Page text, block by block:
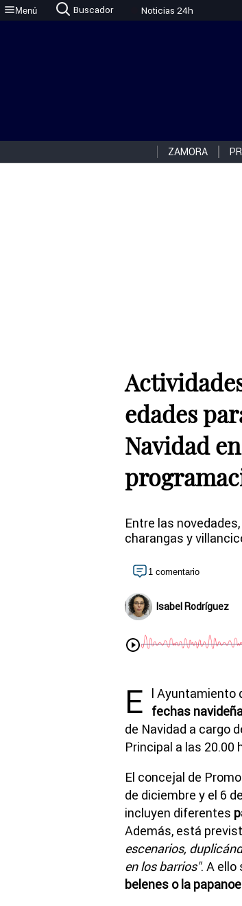
Menú Buscador Noticias 24h
ZAMORA
edades
Navidad
Entre las
charangas y
1 comentario
Isabel Rodríguez
E l Ayuntamiento
fechas
de Navidad a cargo
Principal a las 20.00
El concejal de
de diciembre y el 6
incluyen diferentes
Además, está
escenarios,
en los barrios". A
belenes o la